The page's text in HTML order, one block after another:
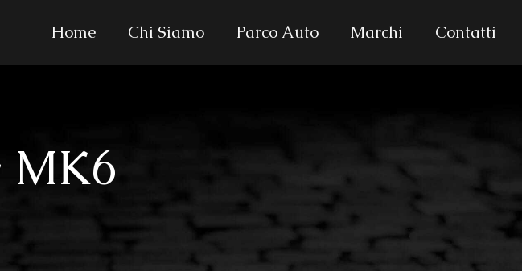
Home Chi Siamo Parco Auto Marchi Contatti
MK6